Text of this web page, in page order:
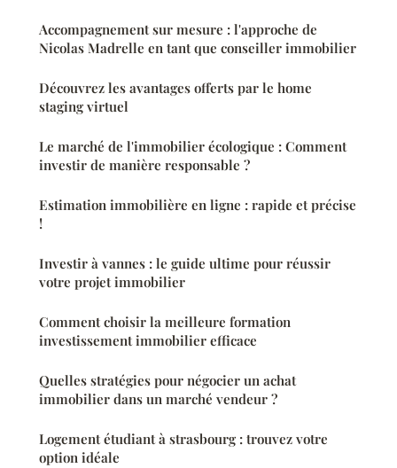
Accompagnement sur mesure : l'approche de
Nicolas Madrelle en tant que conseiller immobilier
Découvrez les avantages offerts par le home
staging virtuel
Le marché de l'immobilier écologique : Comment
investir de manière responsable ?
Estimation immobilière en ligne : rapide et précise
!
Investir à vannes : le guide ultime pour réussir
votre projet immobilier
Comment choisir la meilleure formation
investissement immobilier efficace
Quelles stratégies pour négocier un achat
immobilier dans un marché vendeur ?
Logement étudiant à strasbourg : trouvez votre
option idéale